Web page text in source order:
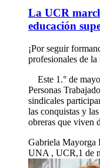
La UCR
educación
¡Por seguir
profesionales de la
Este 1.° de
Personas
sindicales
las conquistas y
obreras que viven
Gabriela Mayorga
UNA , UCR,1 de